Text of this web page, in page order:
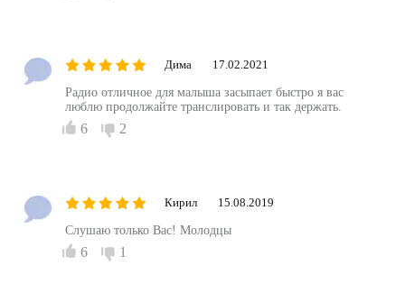
Дима 17.02.2021
Радио отличное для малыша засыпает быстро я вас
люблю продолжайте транслировать и так держать.
6 2
Кирил 15.08.2019
Слушаю только Вас! Молодцы
6 1